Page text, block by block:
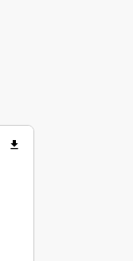
file_download